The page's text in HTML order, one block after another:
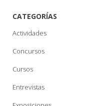
CATEGORÍAS
Actividades
Concursos
Cursos
Entrevistas